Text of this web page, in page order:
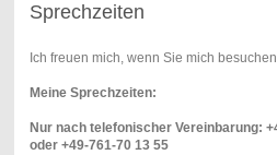
Sprechzeiten
Ich freuen mich, wenn Sie mich
Meine Sprechzeiten:
Nur nach telefonischer Vereinbarung:
oder +49-761-70 13 55